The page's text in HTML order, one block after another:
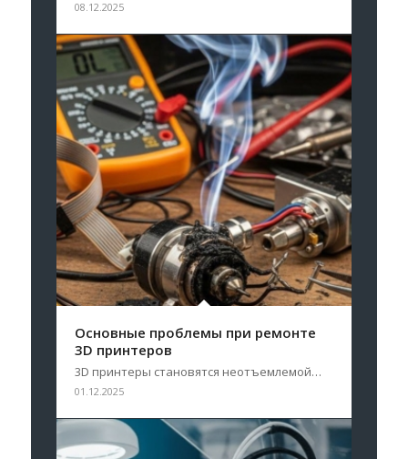
08.12.2025
Основные проблемы при ремонте
3D принтеров
3D принтеры становятся неотъемлемой…
01.12.2025